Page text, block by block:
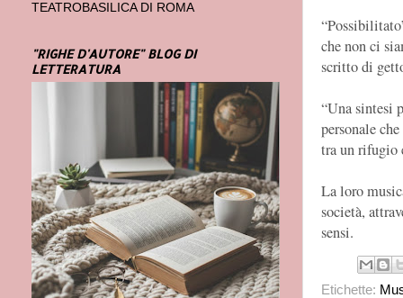
che non ci
scritto di
“Una sintesi
personale
tra un rifugio
La loro
società,
sensi.
Etichette:
TEATROBASILICA DI ROMA
"RIGHE D'AUTORE" BLOG DI
LETTERATURA